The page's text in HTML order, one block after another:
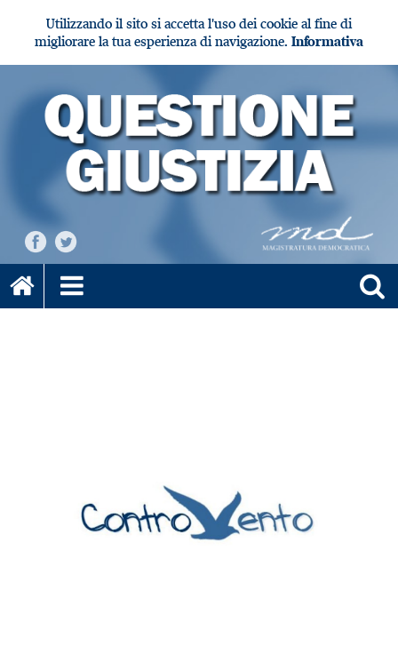
Utilizzando il sito si accetta l'uso dei cookie al fine di
migliorare la tua esperienza di navigazione. Informativa